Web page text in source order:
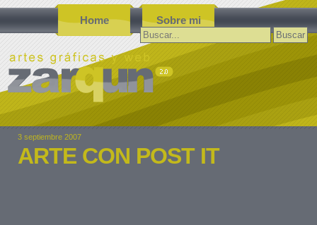
Home Sobre mi
Buscar:
3 septiembre 2007
ARTE CON POST IT